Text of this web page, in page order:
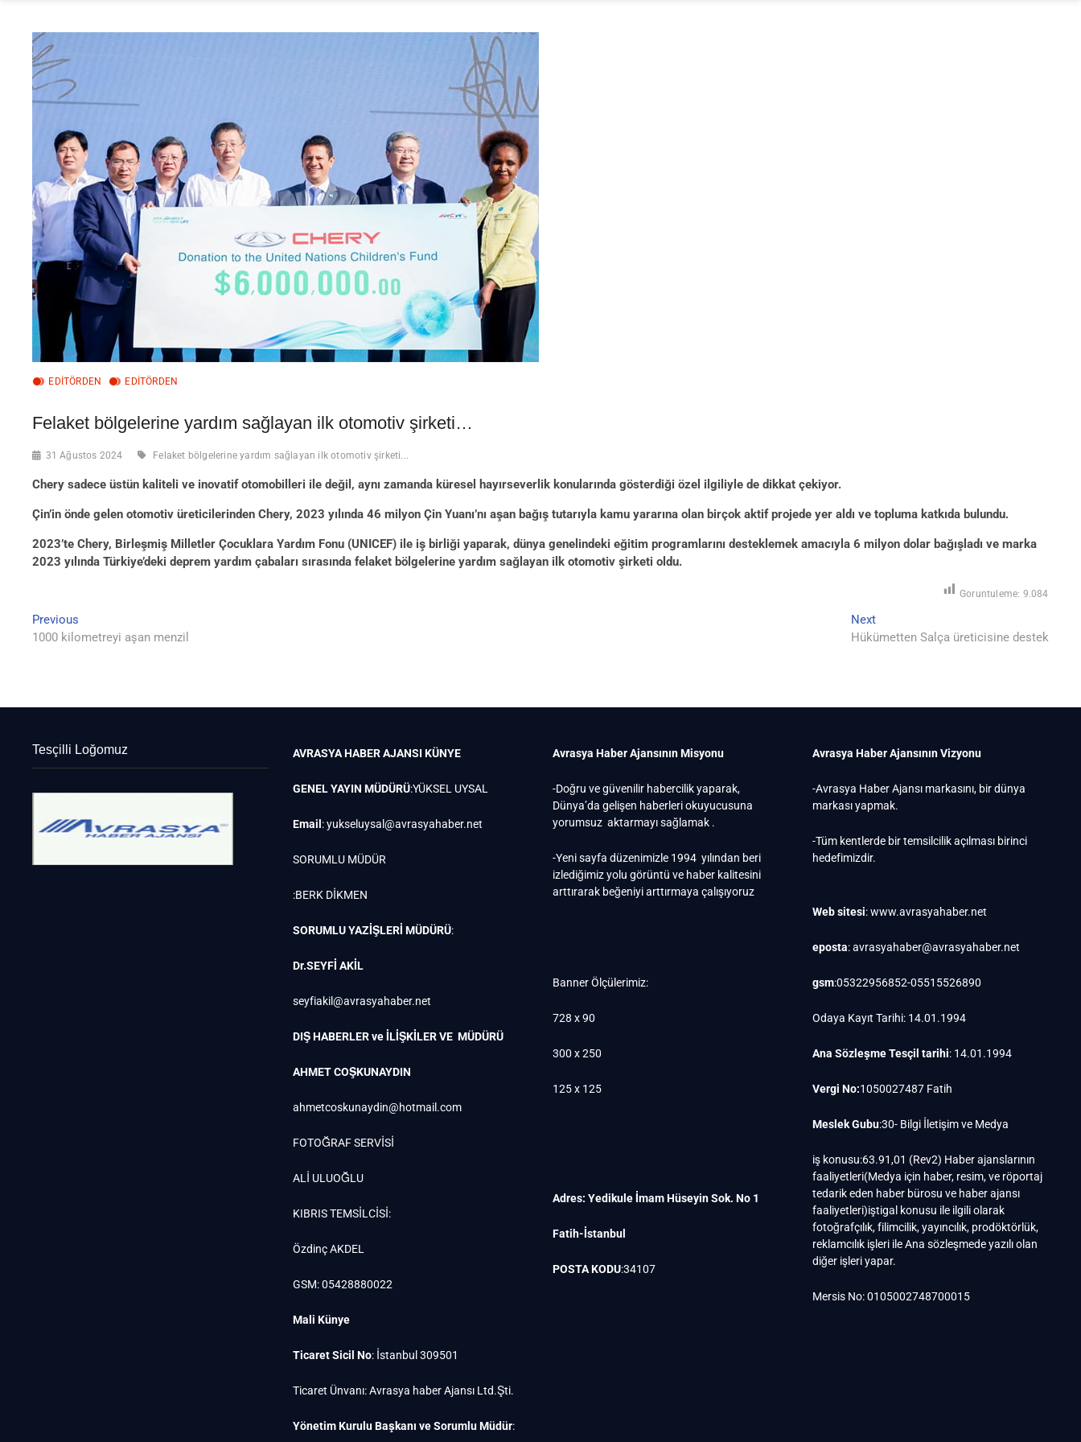
EDİTÖRDEN EDITÖRDEN
Felaket bölgelerine yardım sağlayan ilk otomotiv şirketi…
31 Ağustos 2024 Felaket bölgelerine yardım sağlayan ilk otomotiv şirketi...
Chery sadece üstün kaliteli ve inovatif otomobilleri ile değil, aynı zamanda küresel hayırseverlik konularında gösterdiği özel ilgiliyle de dikkat çekiyor.
Çin’in önde gelen otomotiv üreticilerinden Chery, 2023 yılında 46 milyon Çin Yuanı’nı aşan bağış tutarıyla kamu yararına olan birçok aktif projede yer aldı ve topluma katkıda bulundu.
2023’te Chery, Birleşmiş Milletler Çocuklara Yardım Fonu (UNICEF) ile iş birliği yaparak, dünya genelindeki eğitim programlarını desteklemek amacıyla 6 milyon dolar bağışladı ve marka
2023 yılında Türkiye’deki deprem yardım çabaları sırasında felaket bölgelerine yardım sağlayan ilk otomotiv şirketi oldu.
Goruntuleme: 9.084
Yazı
gezinmesi
Previous
post:
1000 kilometreyi aşan menzil
NextNext
post:
Hükümetten Salça üreticisine destek
Tesçilli Loğomuz AVRASYA HABER AJANSI KÜNYE
GENEL YAYIN MÜDÜRÜ:YÜKSEL UYSAL
Email :yukseluysal@avrasyahaber.net
SORUMLU MÜDÜR
:BERK DİKMEN
SORUMLU YAZİŞLERİ MÜDÜRÜ:
Dr.SEYFİ AKİL
seyfiakil@avrasyahaber.net
DIŞ HABERLER ve İLİŞKİLER VE MÜDÜRÜ
AHMET COŞKUNAYDIN
ahmetcoskunaydin@hotmail.com
FOTOĞRAF SERVİSİ
ALİ ULUOĞLU
KIBRIS TEMSİLCİSİ:
Özdinç AKDEL
GSM: 05428880022
Mali Künye
Ticaret Sicil No: İstanbul 309501
Ticaret Ünvanı: Avrasya haber Ajansı Ltd.Şti.
Yönetim Kurulu Başkanı ve Sorumlu Müdür:
Avrasya Haber Ajansının Misyonu
-Doğru ve güvenilir habercilik yaparak,
Dünya’da gelişen haberleri okuyucusuna
yorumsuz aktarmayı sağlamak .
-Yeni sayfa düzenimizle 1994 yılından beri
izlediğimiz yolu görüntü ve haber kalitesini
arttırarak beğeniyi arttırmaya çalışıyoruz
Banner Ölçülerimiz:
728 x 90
300 x 250
125 x 125
Adres: Yedikule İmam Hüseyin Sok. No 1
Fatih-İstanbul
POSTA KODU:34107
Avrasya Haber Ajansının Vizyonu
-Avrasya Haber Ajansı markasını, bir dünya
markası yapmak.
-Tüm kentlerde bir temsilcilik açılması birinci
hedefimizdir.
Web sitesi: www.avrasyahaber.net
eposta: avrasyahaber@avrasyahaber.net
gsm:05322956852-05515526890
Odaya Kayıt Tarihi: 14.01.1994
Ana Sözleşme Tesçil tarihi: 14.01.1994
Vergi No:1050027487 Fatih
Meslek Gubu:30- Bilgi İletişim ve Medya
iş konusu:63.91,01 (Rev2) Haber ajanslarının
faaliyetleri(Medya için haber, resim, ve röportaj
tedarik eden haber bürosu ve haber ajansı
faaliyetleri)iştigal konusu ile ilgili olarak
fotoğrafçılık, filimcilik, yayıncılık, prodöktörlük,
reklamcılık işleri ile Ana sözleşmede yazılı olan
diğer işleri yapar.
Mersis No: 0105002748700015